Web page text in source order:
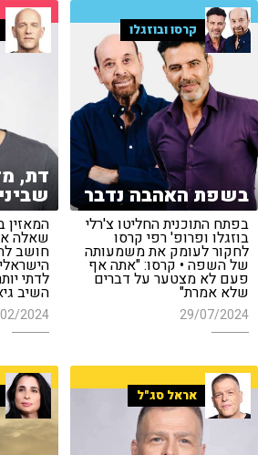
קרסו ובוזגלו
בשפת האהבה נדבר
בפתח התוכנית החליטו צ'רלי
בוזגלו ופרופ' רפי קרסו
לחקור לעומק את משמעותה
של השפה • קרסו: "אתה אף
פעם לא מצטער על דברים
שלא אמרת"
29/07/2024
דת,
המאזין
שאלה
חושב
לדתי
השיב
2024
אראל סג"ל